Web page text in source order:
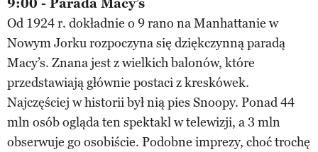
9:00 - Parada Macy’s
Od 1924 r. dokładnie o 9 rano na Manhattanie w
Nowym Jorku rozpoczyna się dziękczynną paradą
Macy’s. Znana jest z wielkich balonów, które
przedstawiają głównie postaci z kreskówek.
Najczęściej w historii był nią pies Snoopy. Ponad 44
mln osób ogląda ten spektakl w telewizji, a 3 mln
obserwuje go osobiście. Podobne imprezy, choć trochę